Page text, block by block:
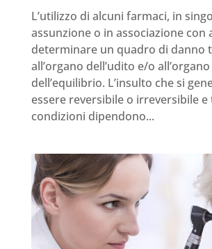
L’utilizzo di alcuni farmaci, in
assunzione o in associazione con
determinare un quadro di danno
all’organo dell’udito e/o all’organo
dell’equilibrio. L’insulto che si
essere reversibile o irreversibile e
condizioni dipendono...